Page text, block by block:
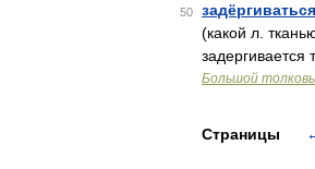
50 задёргиваться
(какой л.
Большой
Страницы